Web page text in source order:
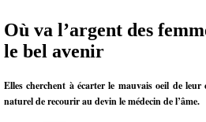
Où va l’argent des
le bel avenir
Elles cherchent à écarter le mauvais oeil de
naturel de recourir au devin le médecin de l’âme.